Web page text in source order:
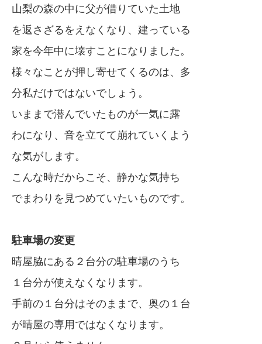
山梨の森の中に父が借りていた土地
を返さざるをえなくなり、建っている
家を今年中に壊すことになりました。
様々なことが押し寄せてくるのは、多
分私だけではないでしょう。
いままで潜んでいたものが一気に露
わになり、音を立てて崩れていくよう
な気がします。
こんな時だからこそ、静かな気持ち
でまわりを見つめていたいものです。
駐車場の変更
晴屋脇にある２台分の駐車場のうち
１台分が使えなくなります。
手前の１台分はそのままで、奥の１台
が晴屋の専用ではなくなります。